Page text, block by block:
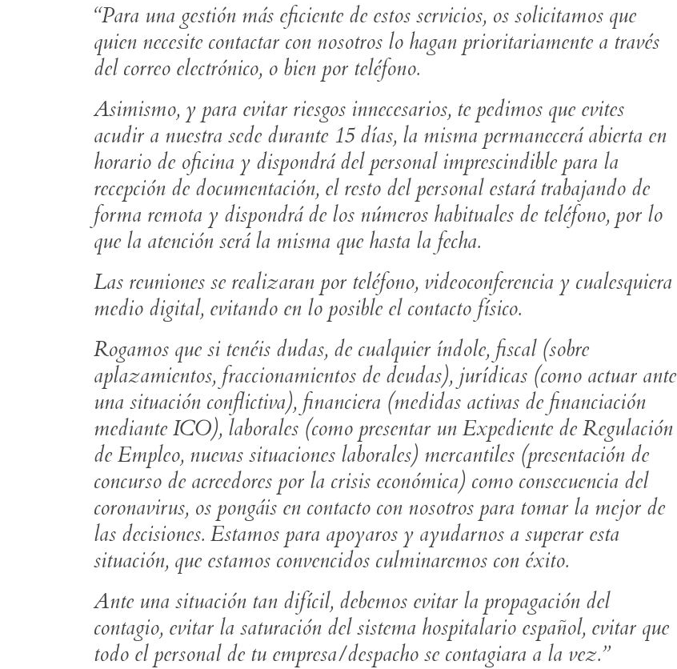
“Para una gestión más eficiente de estos servicios, os solicitamos que
quien necesite contactar con nosotros lo hagan prioritariamente a través
del correo electrónico, o bien por teléfono.
Asimismo, y para evitar riesgos innecesarios, te pedimos que evites
acudir a nuestra sede durante 15 días, la misma permanecerá abierta en
horario de oficina y dispondrá del personal imprescindible para la
recepción de documentación, el resto del personal estará trabajando de
forma remota y dispondrá de los números habituales de teléfono, por lo
que la atención será la misma que hasta la fecha.
Las reuniones se realizaran por teléfono, videoconferencia y cualesquiera
medio digital, evitando en lo posible el contacto físico.
Rogamos que si tenéis dudas, de cualquier índole, fiscal (sobre
aplazamientos, fraccionamientos de deudas), jurídicas (como actuar ante
una situación conflictiva), financiera (medidas activas de financiación
mediante ICO), laborales (como presentar un Expediente de Regulación
de Empleo, nuevas situaciones laborales) mercantiles (presentación de
concurso de acreedores por la crisis económica) como consecuencia del
coronavirus, os pongáis en contacto con nosotros para tomar la mejor de
las decisiones. Estamos para apoyaros y ayudarnos a superar esta
situación, que estamos convencidos culminaremos con éxito.
Ante una situación tan difícil, debemos evitar la propagación del
contagio, evitar la saturación del sistema hospitalario español, evitar que
todo el personal de tu empresa/despacho se contagiara a la vez.”